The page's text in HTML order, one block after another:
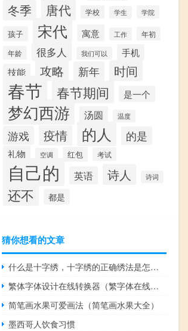
冬季 唐代 学校 学生 学院
孩子 宋代 寓意 工作
年初
年龄
很多人 我们可以
手机
技能
攻略 新年 时间
春节 春节期间 是一个
梦幻西游 汤圆 温度
游戏 疫情 的人 的是
礼物 空调 红包 考试
自己的 英语 诗人 诗词
还不 都是
猜你想看的文章
什么是十字绣，十字绣的正确绣法是怎样绣的？
繁体字体设计在线转换器（繁字体在线转换器）
简笔画水果可爱画法（简笔画水果大全）
墨西哥人饮食习惯